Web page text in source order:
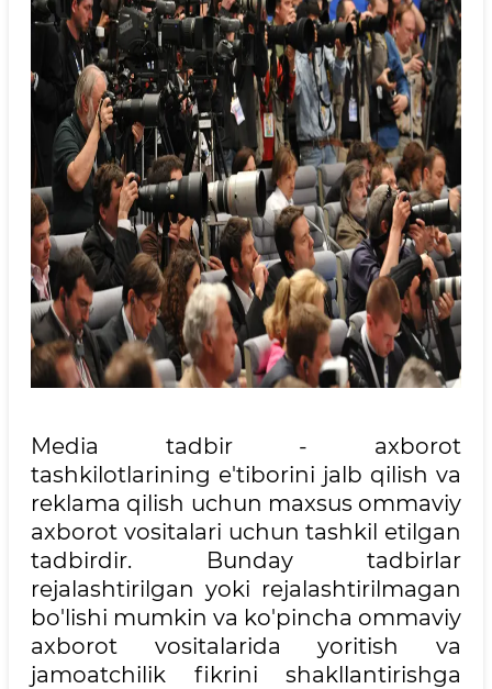
Media tadbir - axborot
tashkilotlarining e'tiborini jalb qilish va
reklama qilish uchun maxsus ommaviy
axborot vositalari uchun tashkil etilgan
tadbirdir. Bunday tadbirlar
rejalashtirilgan yoki rejalashtirilmagan
bo'lishi mumkin va ko'pincha ommaviy
axborot vositalarida yoritish va
jamoatchilik fikrini shakllantirishga